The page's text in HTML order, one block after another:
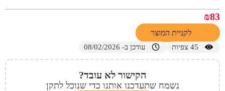
₪83
לקניית המוצר
45 צפיות עודכן ב- 08/02/2026
הקישור לא עובד?
נשמח שתעדכנו אותנו כדי שנוכל לתקן